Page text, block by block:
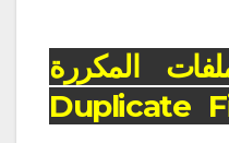
المكررة
Duplicate